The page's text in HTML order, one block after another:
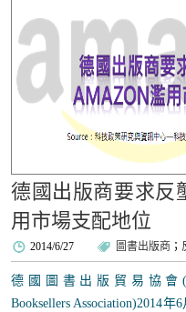
德國出版商要求反
用市場支配地位
2014/6/27 圖書出版商 ；
德國圖書出版貿易協會
Booksellers Association)2014